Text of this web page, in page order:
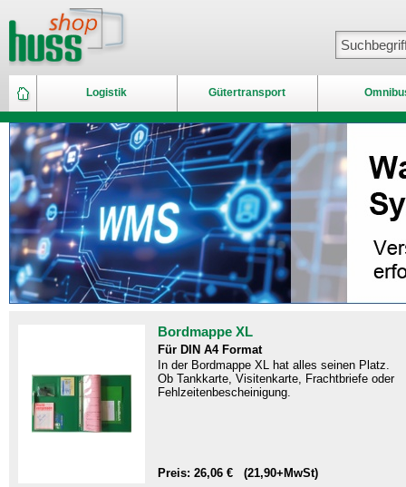
Logistik Gütertransport
Bordmappe XL
Für DIN A4 Format
In der Bordmappe XL hat alles seinen Platz.
Ob Tankkarte, Visitenkarte, Frachtbriefe oder
Fehlzeitenbescheinigung.
Preis: 26,06 € (21,90+MwSt)